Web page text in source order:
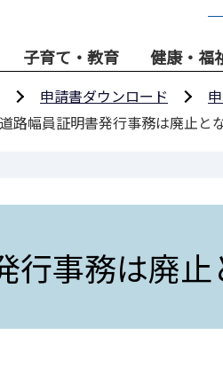
子育て・教育 健康・福
申請書ダウンロード
道路幅員証明書発行事務は廃止と
行事務は廃